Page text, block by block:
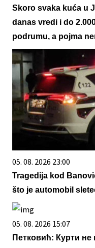
Skoro svaka kuća u
danas vredi i do
podrumu, a pojma
05. 08. 2026 23:00
Tragedija kod
što je automobil
05. 08. 2026 15:07
Петковић: Курти